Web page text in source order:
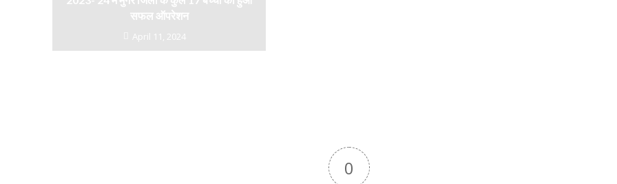
सफल ऑपरेशन
April 11, 2024
0